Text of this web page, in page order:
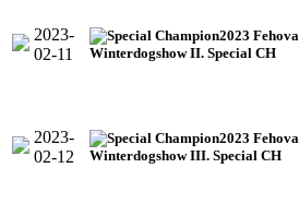
2023-
02-11
2023 Fehova
Winterdogshow II. Special CH
2023-
02-12
2023 Fehova
Winterdogshow III. Special CH